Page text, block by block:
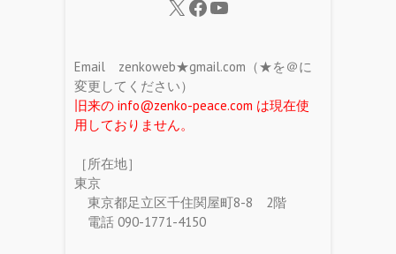
Email zenkoweb★gmail.com（★を＠に
変更してください）
旧来の info@zenko-peace.com は現在使
用しておりません。
［所在地］
東京
東京都足立区千住関屋町8-8 2階
電話 090-1771-4150